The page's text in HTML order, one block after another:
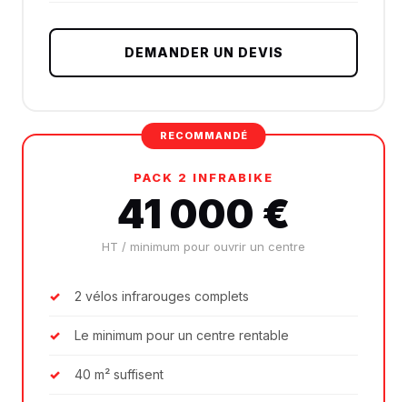
DEMANDER UN DEVIS
PACK 2 INFRABIKE
41 000 €
HT / minimum pour ouvrir un centre
2 vélos infrarouges complets
Le minimum pour un centre rentable
40 m² suffisent